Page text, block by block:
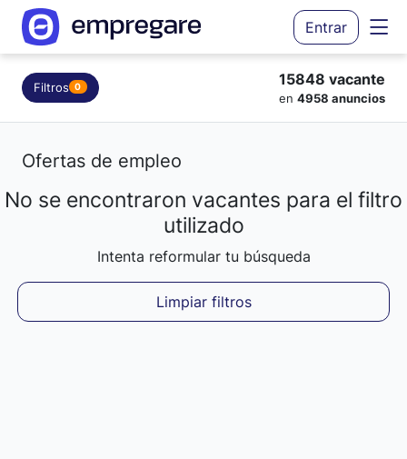
Entrar
Filtros 0 15848 vacante
en 4958 anuncios
Ofertas de empleo
Cargando resultados...
No se encontraron vacantes para el filtro
utilizado
Intenta reformular tu búsqueda
Limpiar filtros